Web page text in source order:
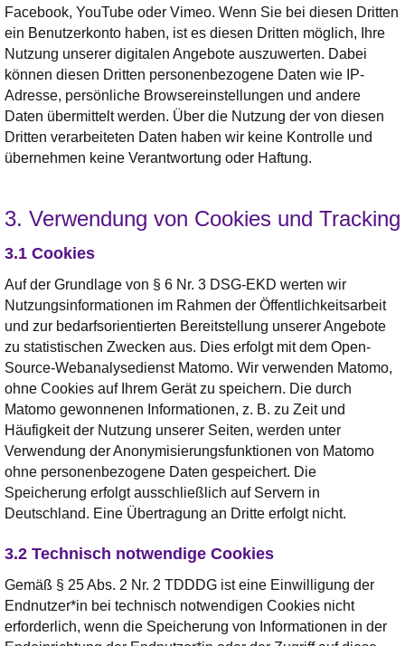
Facebook, YouTube oder Vimeo. Wenn Sie bei diesen Dritten
ein Benutzerkonto haben, ist es diesen Dritten möglich, Ihre
Nutzung unserer digitalen Angebote auszuwerten. Dabei
können diesen Dritten personenbezogene Daten wie IP-
Adresse, persönliche Browsereinstellungen und andere
Daten übermittelt werden. Über die Nutzung der von diesen
Dritten verarbeiteten Daten haben wir keine Kontrolle und
übernehmen keine Verantwortung oder Haftung.
3. Verwendung von Cookies und Tracking
3.1 Cookies
Auf der Grundlage von § 6 Nr. 3 DSG-EKD werten wir
Nutzungsinformationen im Rahmen der Öffentlichkeitsarbeit
und zur bedarfsorientierten Bereitstellung unserer Angebote
zu statistischen Zwecken aus. Dies erfolgt mit dem Open-
Source-Webanalysedienst Matomo. Wir verwenden Matomo,
ohne Cookies auf Ihrem Gerät zu speichern. Die durch
Matomo gewonnenen Informationen, z. B. zu Zeit und
Häufigkeit der Nutzung unserer Seiten, werden unter
Verwendung der Anonymisierungsfunktionen von Matomo
ohne personenbezogene Daten gespeichert. Die
Speicherung erfolgt ausschließlich auf Servern in
Deutschland. Eine Übertragung an Dritte erfolgt nicht.
3.2 Technisch notwendige Cookies
Gemäß § 25 Abs. 2 Nr. 2 TDDDG ist eine Einwilligung der
Endnutzer*in bei technisch notwendigen Cookies nicht
erforderlich, wenn die Speicherung von Informationen in der